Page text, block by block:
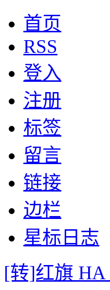
首页
RSS
登入
注册
标签
留言
链接
边栏
星标日志
[转]红旗 HA